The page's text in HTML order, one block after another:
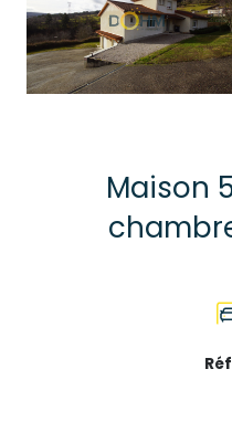
Maison 5 pièce(s) 3
Réf